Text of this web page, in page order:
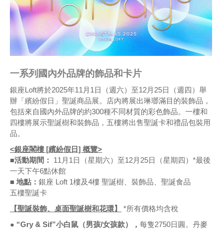
一系列國內外品牌的飾品和卡片
銀座Loft將於2025年11月1日（週六）至12月25日（週四）舉
辦「繽紛假日」聖誕商品展。店內將展出琳瑯滿目的裝飾品，
包括來自國內外品牌的約300種不同材質的彩色飾品。一樓和
四樓將展示聖誕樹和裝飾品，五樓將出售聖誕卡和禮品包裝用
品。
<銀座閣樓 [繽紛假日] 概覽>
■活動期間：
11月1日（星期六）至12月25日（星期四）*最後
一天下午6點休館
■ 地點： 銀座 Loft 1樓及4樓 聖誕樹、裝飾品、聖誕食品
五樓聖誕卡
【聖誕裝飾、桌面聖誕樹和花環】
*所有價格均含稅
● “Gry & Sif”小白鼠（男孩/女孩款）， 每隻2750日圓。丹麥